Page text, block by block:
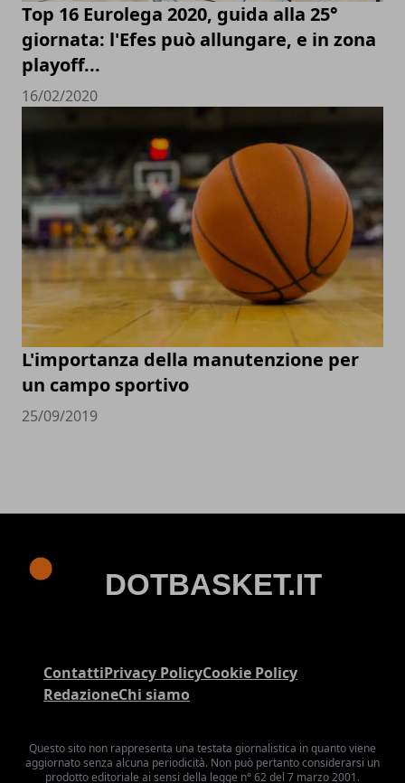
Top 16 Eurolega 2020, guida alla 25°
giornata: l'Efes può allungare, e in zona
playoff...
16/02/2020
L'importanza della manutenzione per
un campo sportivo
25/09/2019
ContattiPrivacy PolicyCookie Policy
RedazioneChi siamo
Questo sito non rappresenta una testata giornalistica in quanto viene
aggiornato senza alcuna periodicità. Non può pertanto considerarsi un
prodotto editoriale ai sensi della legge n° 62 del 7 marzo 2001.